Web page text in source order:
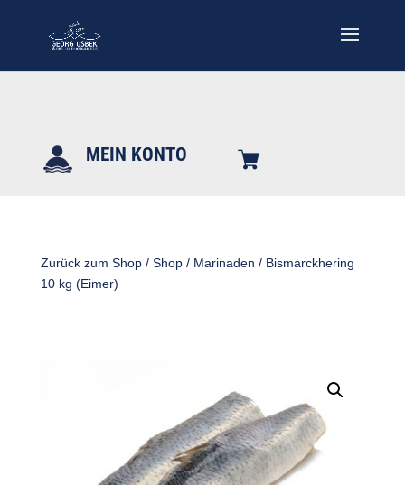
MEIN KONTO
Zurück zum Shop/ Shop/ Marinaden / Bismarckhering
10 kg (Eimer)